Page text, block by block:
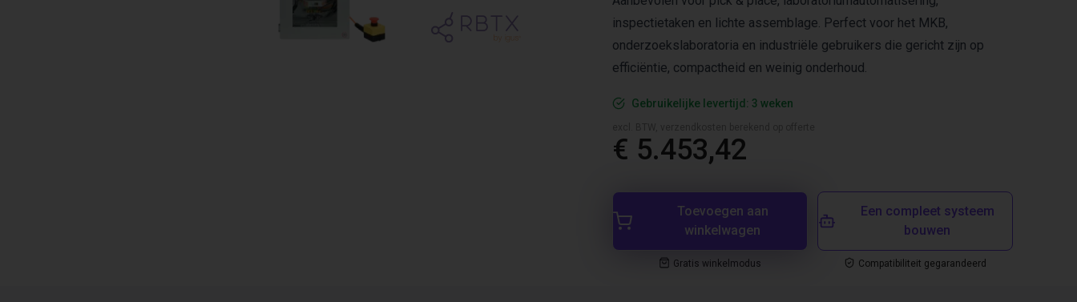
inspectietaken en lichte assemblage. Perfect voor het MKB,
onderzoekslaboratoria en industriële gebruikers die gericht zijn op
efficiëntie, compactheid en weinig onderhoud.
Gebruikelijke levertijd: 3 weken
€ 5.453,42
Toevoegen aan
winkelwagen
Gratis winkelmodus
Een compleet systeem
bouwen
Compatibiliteit gegarandeerd